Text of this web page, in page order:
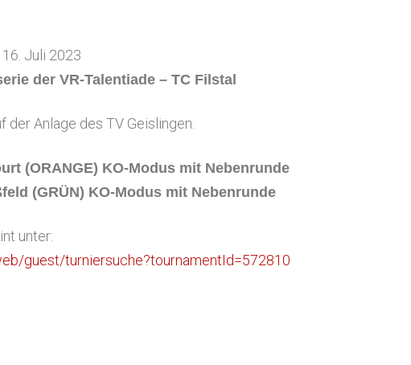
Juli 2023
der VR-Talentiade – TC Filstal
Anlage des TV Geislingen.
(ORANGE) KO-Modus mit Nebenrunde
(GRÜN) KO-Modus mit Nebenrunde
unter:
guest/turniersuche?tournamentId=572810